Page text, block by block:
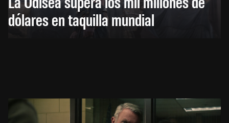
dólares en taquilla mundial